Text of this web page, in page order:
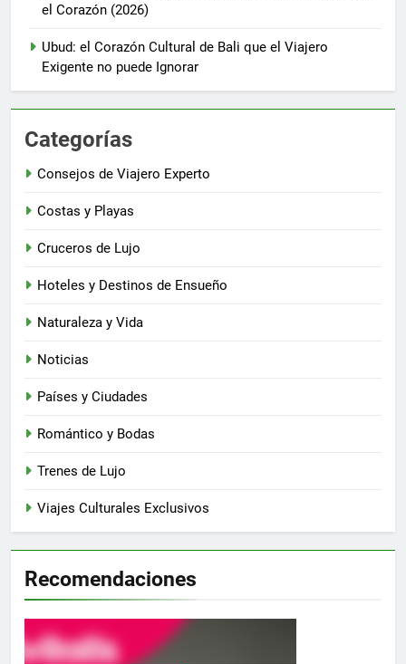
el Corazón (2026)
Ubud: el Corazón Cultural de Bali que el Viajero
Exigente no puede Ignorar
Categorías
Consejos de Viajero Experto
Costas y Playas
Cruceros de Lujo
Hoteles y Destinos de Ensueño
Naturaleza y Vida
Noticias
Países y Ciudades
Romántico y Bodas
Trenes de Lujo
Viajes Culturales Exclusivos
Recomendaciones